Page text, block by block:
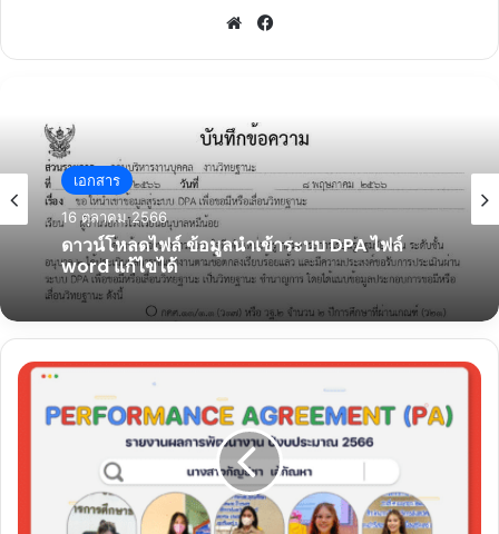
Website
เอกสาร
16 ตุลาคม 2566
ดาวน์โหลดไฟล์ ข้อมูลนำเข้าระบบ DPA ไฟล์
word แก้ไขได้
วิทยฐานะ
14 ตุลาคม 2566
ตัวอย่างคำสั่งแต่งตั้งผู้รับผิดชอบระบบ DPA ของ
โรงเรียน
แจก
ตำแหน่ง